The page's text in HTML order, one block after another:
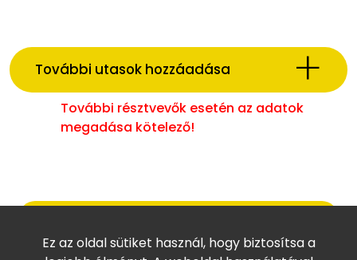
Ez az oldal sütiket használ, hogy biztosítsa a
További utasok hozzáadása
További résztvevők esetén az adatok
megadása kötelező!